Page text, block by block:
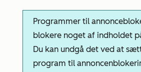
Programmer til
blokere noget af indholdet
Du kan undgå det ved at
program til